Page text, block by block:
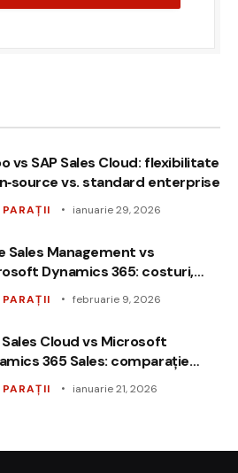
vs SAP Sales Cloud: flexibilitate
vs. standard enterprise
ianuarie 29, 2026
Sales Management vs
Dynamics 365: costuri,
ROI
februarie 9, 2026
Sales Cloud vs Microsoft
365 Sales: comparație
și de adopție
ianuarie 21, 2026